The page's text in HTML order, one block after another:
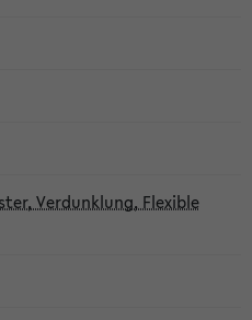
Verdunklung, Flexible